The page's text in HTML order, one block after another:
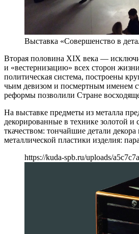
Выставка «Совершенство в
Вторая половина XIX века —
и «вестернизацию» всех сторон
политическая система, построены
чьим девизом и посмертным именем
реформы позволили Стране
На выставке предметы из металла
декорированные в технике золотой
ткачеством: тончайшие детали
металлической пластики изделия:
https://kuda-spb.ru/uploads/